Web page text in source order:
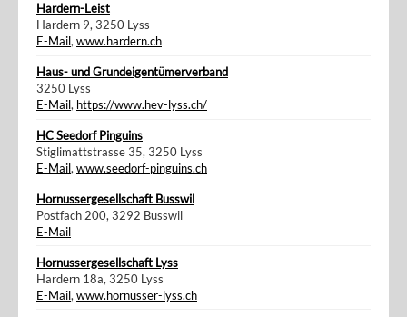
Hardern-Leist
Hardern 9, 3250 Lyss
E-Mail, www.hardern.ch
Haus- und Grundeigentümerverband
3250 Lyss
E-Mail, https://www.hev-lyss.ch/
HC Seedorf Pinguins
Stiglimattstrasse 35, 3250 Lyss
E-Mail, www.seedorf-pinguins.ch
Hornussergesellschaft Busswil
Postfach 200, 3292 Busswil
E-Mail
Hornussergesellschaft Lyss
Hardern 18a, 3250 Lyss
E-Mail, www.hornusser-lyss.ch